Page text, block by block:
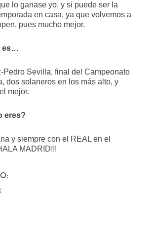
lo ganase yo, y si puede ser la
en casa, ya que volvemos a
pues mucho mejor.
es…
Pedro Sevilla, final del Campeonato
dos solaneros en los más alto, y
mejor.
eres?
y siempre con el REAL en el
MADRID!!!